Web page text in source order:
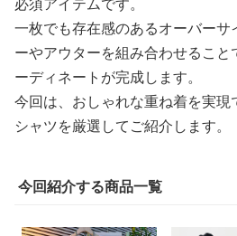
一枚でも存在感のあるオーバーサ
ーやアウターを組み合わせること
ーディネートが完成します。
今回は、おしゃれな重ね着を実
シャツを厳選してご紹介します。
今回紹介する商品一覧